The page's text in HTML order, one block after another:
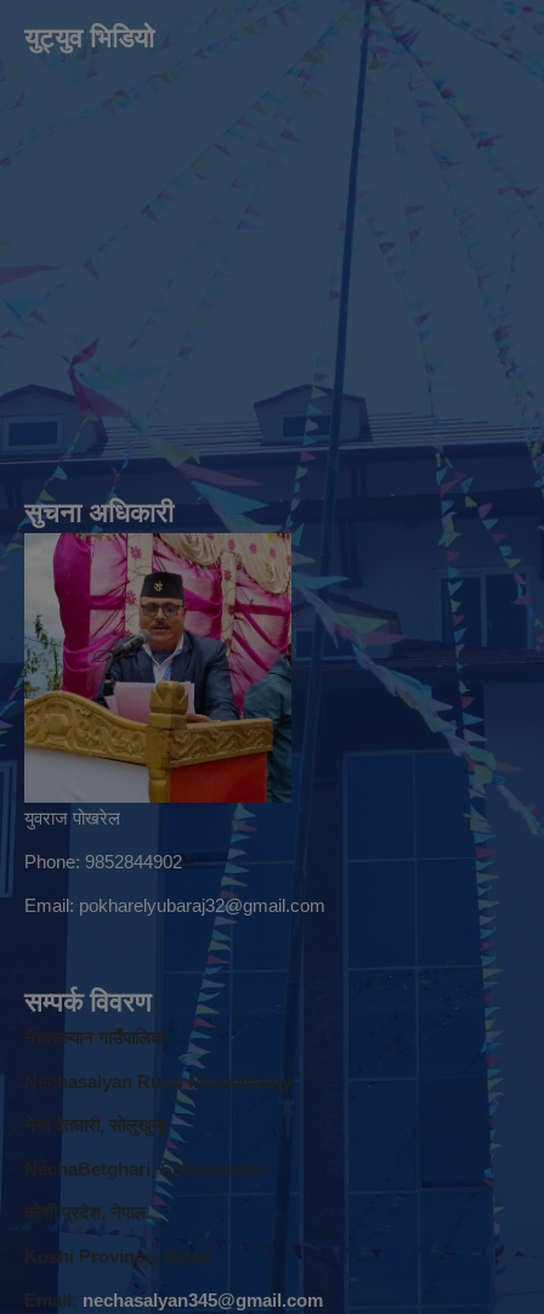
युट्युव भिडियाे
सुचना अधिकारी
युवराज पोखरेल
Phone: 9852844902
Email: pokharelyubaraj32@gmail.com
सम्पर्क विवरण
नेचासल्यान गाउँपालिका
Nechasalyan Rural Municipality
नेचा वेतघारी, साेलुखुम्बु
NechaBetghari, Solukhumbu
काेशी प्रदेश, नेपाल
Koshi Province, Nepal
Email: nechasalyan345@gmail.com